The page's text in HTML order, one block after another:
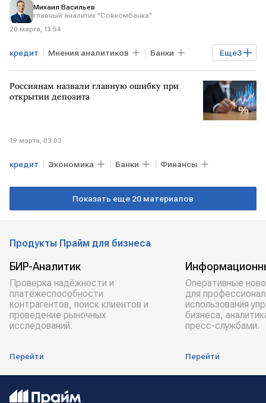
Михаил Васильев
главный аналитик "Совкомбанка"
20 марта, 13:54
Еще3
кредит Мнения аналитиков Банки
Михаил Васильев ставка Банка России
инфляция в России
Россиянам назвали главную ошибку при
открытии депозита
19 марта, 03:03
кредит Экономика Банки Финансы
Показать еще 20 материалов
Продукты Прайм для бизнеса
БИР-Аналитик
Проверка надёжности и
платёжеспособности
контрагентов, поиск клиентов и
проведение рыночных
исследований.
Перейти
Оперативные
для
использования
бизнеса,
пресс-службами.
Перейти